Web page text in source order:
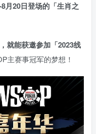
月20日登场的「生肖之
就能获邀参加「2023线
主赛事冠军的梦想！